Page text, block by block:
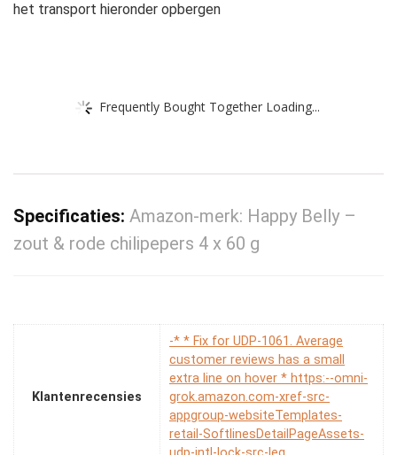
het transport hieronder opbergen
Frequently Bought Together Loading...
Specificaties: Amazon-merk: Happy Belly –
zout & rode chilipepers 4 x 60 g
Klantenrecensies
-* * Fix for UDP-1061. Average
customer reviews has a small
extra line on hover * https:--omni-
grok.amazon.com-xref-src-
appgroup-websiteTemplates-
retail-SoftlinesDetailPageAssets-